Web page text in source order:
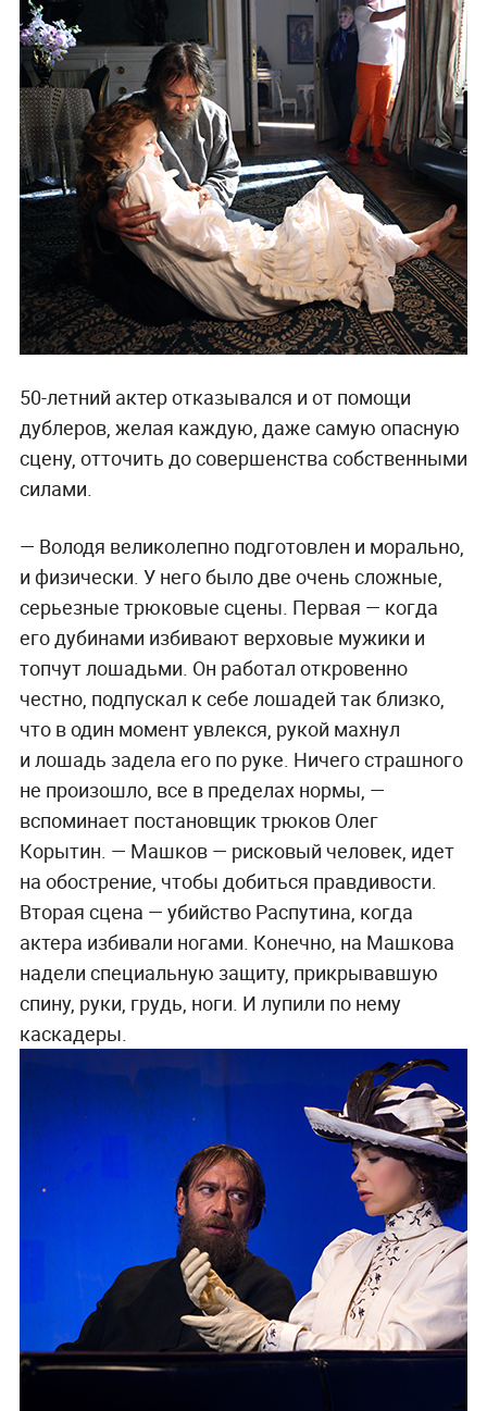
50-летний актер отказывался и от помощи
дублеров, желая каждую, даже самую опасную
сцену, отточить до совершенства собственными
силами.
— Володя великолепно подготовлен и морально,
и физически. У него было две очень сложные,
серьезные трюковые сцены. Первая ­— когда
его дубинами избивают верховые мужики и
топчут лошадьми. Он работал откровенно
честно, подпускал к себе лошадей так близко,
что в один момент увлекся, рукой махнул
и лошадь задела его по руке. Ничего страшного
не произошло, все в пределах нормы, —
вспоминает постановщик трюков Олег
Корытин. — Машков — рисковый человек, идет
на обострение, чтобы добиться правдивости.
Вторая сцена — убийство Распутина, когда
актера избивали ногами. Конечно, на Машкова
надели специальную защиту, прикрывавшую
спину, руки, грудь, ноги. И лупили по нему
каскадеры.